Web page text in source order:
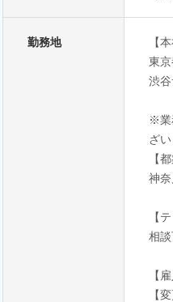
勤務地
【
東
渋
※業
ざ
【
神
【
相
【
【